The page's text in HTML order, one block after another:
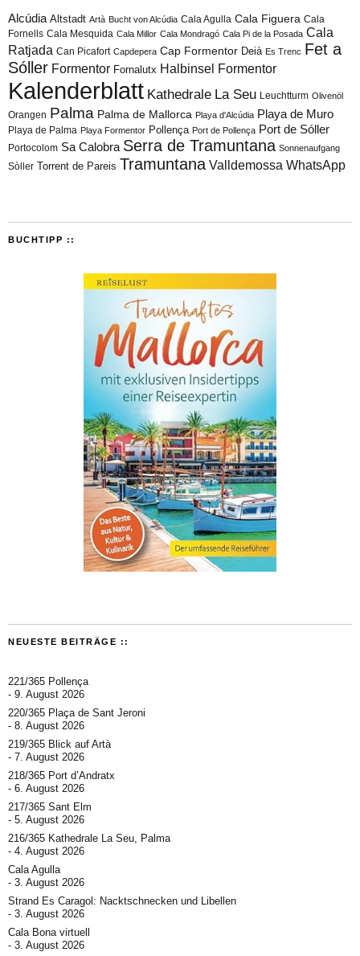
Alcúdia Altstadt Artà Bucht von Alcúdia Cala Agulla Cala Figuera Cala
Fornells Cala Mesquida Cala Millor Cala Mondragó Cala Pi de la Posada Cala
Ratjada Can Picafort Capdepera Cap Formentor Deià Es Trenc Fet a
Sóller Formentor Fornalutx Halbinsel Formentor
Kalenderblatt Kathedrale La Seu Leuchtturm Olivenöl
Orangen Palma Palma de Mallorca Playa d'Alcúdia Playa de Muro
Playa de Palma Playa Formentor Pollença Port de Pollença Port de Sóller
Portocolom Sa Calobra Serra de Tramuntana Sonnenaufgang
Sòller Torrent de Pareis Tramuntana Valldemossa WhatsApp
BUCHTIPP ::
NEUESTE BEITRÄGE ::
221/365 Pollença
9. August 2026
220/365 Plaça de Sant Jeroni
8. August 2026
219/365 Blick auf Artà
7. August 2026
218/365 Port d’Andratx
6. August 2026
217/365 Sant Elm
5. August 2026
216/365 Kathedrale La Seu, Palma
4. August 2026
Cala Agulla
3. August 2026
Strand Es Caragol: Nacktschnecken und Libellen
3. August 2026
Cala Bona virtuell
3. August 2026